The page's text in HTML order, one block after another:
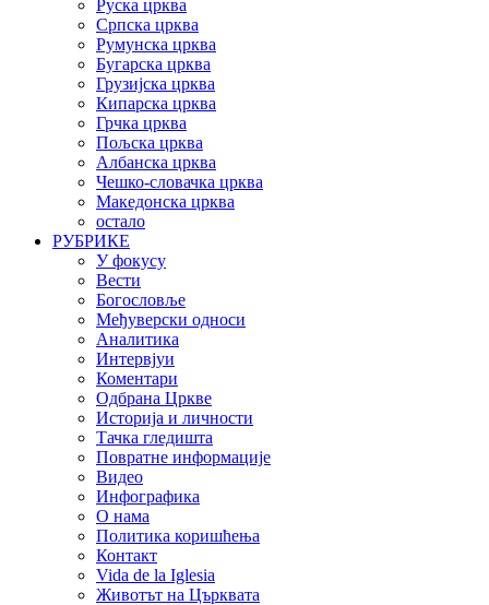
Руска црква
Српска црква
Румунска црква
Бугарска црква
Грузијска црква
Кипарска црква
Грчка црква
Пољска црква
Албанска црква
Чешко-словачка црква
Македонска црква
остало
РУБРИКЕ
У фокусу
Вести
Богословље
Међуверски односи
Аналитика
Интервјуи
Коментари
Одбрана Цркве
Историја и личности
Тачка гледишта
Повратне информације
Видео
Инфографика
О нама
Политика коришћења
Контакт
Vida de la Iglesia
Животът на Църквата